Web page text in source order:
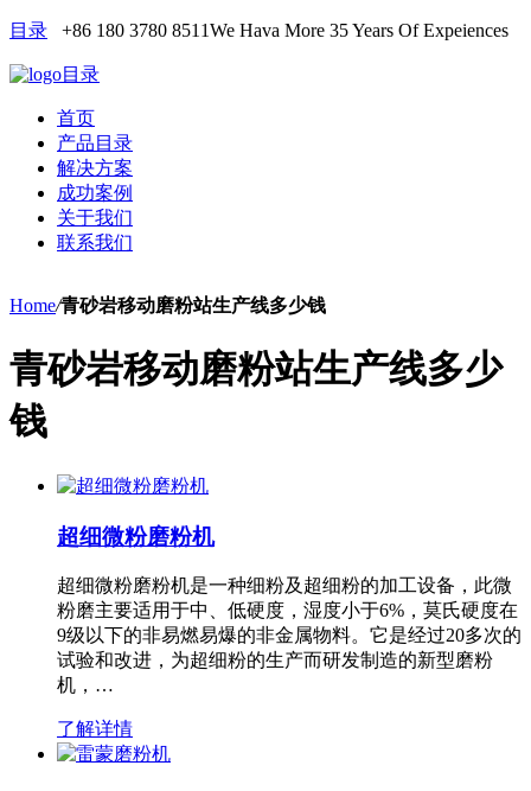
目录 +86 180 3780 8511We Hava More 35 Years Of Expeiences
目录
首页
产品目录
解决方案
成功案例
关于我们
联系我们
Home/青砂岩移动磨粉站生产线多少钱
青砂岩移动磨粉站生产线多少
钱
超细微粉磨粉机
超细微粉磨粉机是一种细粉及超细粉的加工设备，此微
粉磨主要适用于中、低硬度，湿度小于6%，莫氏硬度在
9级以下的非易燃易爆的非金属物料。它是经过20多次的
试验和改进，为超细粉的生产而研发制造的新型磨粉
机，…
了解详情